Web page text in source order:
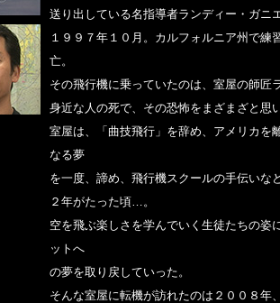
送り出している名指導者ランディー・ガニ
１９９７年１０月。カルフォルニア州で練
亡。
その飛行機に乗っていたのは、室屋の師匠
身近な人の死で、その恐怖をまざまざと思
室屋は、「曲技飛行」を辞め、アメリカを
なる夢
を一度、諦め、飛行機スクールの手伝いな
２年がたった頃…。
空を飛ぶ楽しさを学んでいく生徒たちの姿
ットへ
の夢を取り戻していった。
そんな室屋に転機が訪れたのは２００８年